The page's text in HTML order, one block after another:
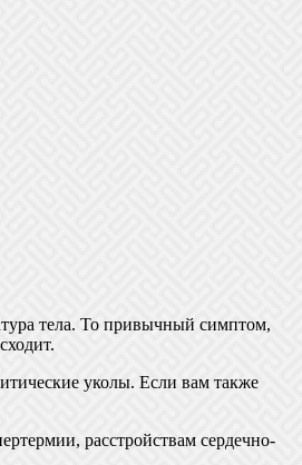
тела. То привычный симптом,
уколы. Если вам также
расстройствам сердечно-